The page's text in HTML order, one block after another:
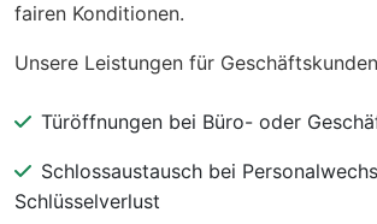
fairen Konditionen.
Unsere Leistungen für
Türöffnungen bei Büro- oder
Schlossaustausch bei
Schlüsselverlust